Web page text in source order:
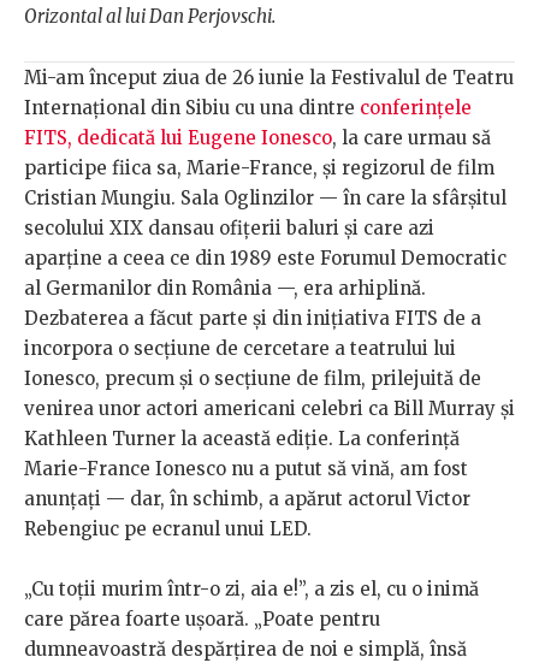
Orizontal al lui Dan Perjovschi.
Mi-am început ziua de 26 iunie la Festivalul de Teatru
Internațional din Sibiu cu una dintre conferințele
FITS, dedicată lui Eugene Ionesco, la care urmau să
participe fiica sa, Marie-France, și regizorul de film
Cristian Mungiu. Sala Oglinzilor — în care la sfârșitul
secolului XIX dansau ofițerii baluri și care azi
aparține a ceea ce din 1989 este Forumul Democratic
al Germanilor din România —, era arhiplină.
Dezbaterea a făcut parte și din inițiativa FITS de a
incorpora o secțiune de cercetare a teatrului lui
Ionesco, precum și o secțiune de film, prilejuită de
venirea unor actori americani celebri ca Bill Murray și
Kathleen Turner la această ediție. La conferință
Marie-France Ionesco nu a putut să vină, am fost
anunțați — dar, în schimb, a apărut actorul Victor
Rebengiuc pe ecranul unui LED.
„Cu toții murim într-o zi, aia e!”, a zis el, cu o inimă
care părea foarte ușoară. „Poate pentru
dumneavoastră despărțirea de noi e simplă, însă